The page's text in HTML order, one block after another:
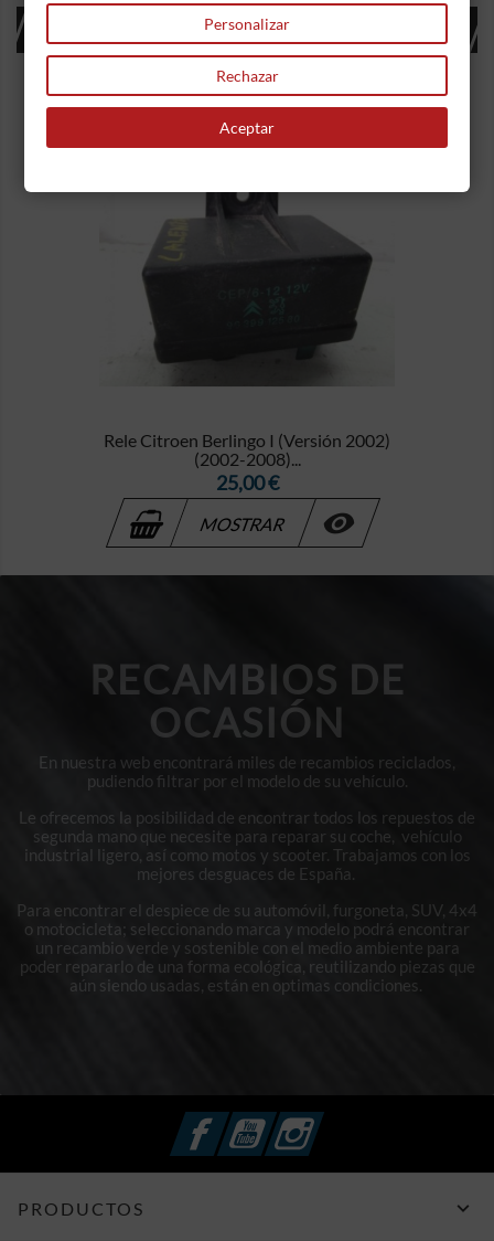
16 OTROS PRODUCTOS EN LA MISMA
CATEGORÍA:
Rele Citroen Berlingo I (Versión 2002)
(2002-2008)...
Precio
25,00 €
MOSTRAR 
RECAMBIOS DE
OCASIÓN
En nuestra web encontrará miles de recambios reciclados,
pudiendo filtrar por el modelo de su vehículo.
Le ofrecemos la posibilidad de encontrar todos los repuestos de
segunda mano que necesite para reparar su coche, vehículo
industrial ligero, así como motos y scooter. Trabajamos con los
mejores desguaces de España.
Para encontrar el despiece de su automóvil, furgoneta, SUV, 4x4
o motocicleta; seleccionando marca y modelo podrá encontrar
un recambio verde y sostenible con el medio ambiente para
poder repararlo de una forma ecológica, reutilizando piezas que
aún siendo usadas, están en optimas condiciones.
FacebookYouTubeInstagram
PRODUCTOS 
Personalizar
Rechazar
Aceptar